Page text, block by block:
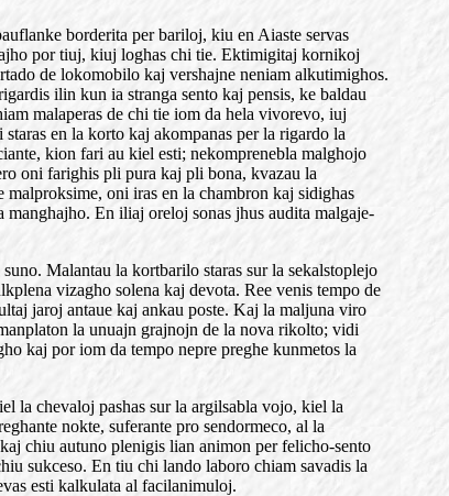
borderita per bariloj, kiu en Aiaste servas
por tiuj, kiuj loghas chi tie. Ektimigitaj kornikoj
de lokomobilo kaj vershajne neniam alkutimighos.
ilin kun ia stranga sento kaj pensis, ke baldau
malaperas de chi tie iom da hela vivorevo, iuj
en la korto kaj akompanas per la rigardo la
kion fari au kiel esti; nekomprenebla malghojo
oni farighis pli pura kaj pli bona, kvazau la
oni iras en la chambron kaj sidighas
En iliaj oreloj sonas jhus audita malgaje-
Malantau la kortbarilo staras sur la sekalstoplejo
vizagho solena kaj devota. Ree venis tempo de
jaroj antaue kaj ankau poste. Kaj la maljuna viro
la unuajn grajnojn de la nova rikolto; vidi
kaj por iom da tempo nepre preghe kunmetos la
la chevaloj pashas sur la argilsabla vojo, kiel la
nokte, suferante pro sendormeco, al la
chiu autuno plenigis lian animon per felicho-sento
sukceso. En tiu chi lando laboro chiam savadis la
esti kalkulata al facilanimuloj.